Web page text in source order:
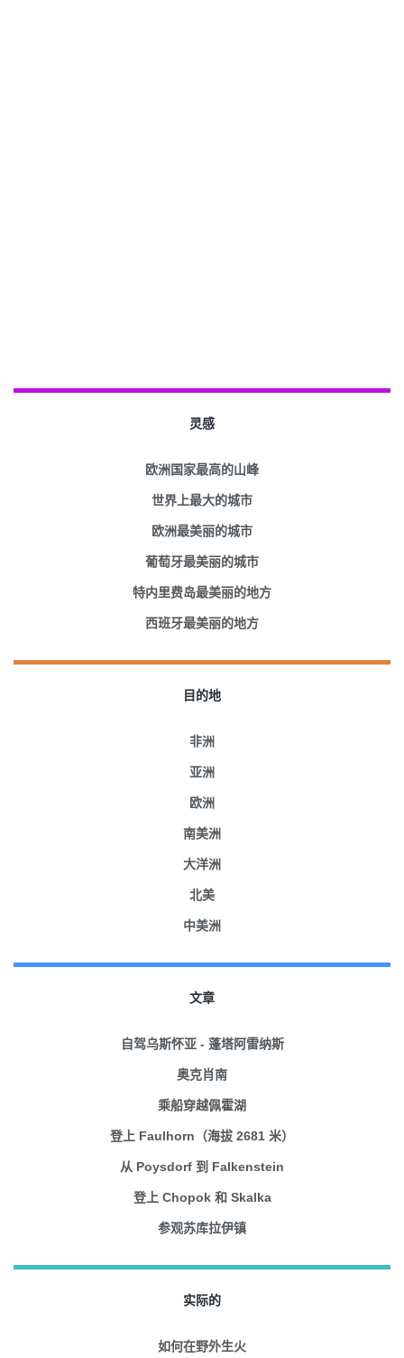
灵感
欧洲国家最高的山峰
世界上最大的城市
欧洲最美丽的城市
葡萄牙最美丽的城市
特内里费岛最美丽的地方
西班牙最美丽的地方
目的地
非洲
亚洲
欧洲
南美洲
大洋洲
北美
中美洲
文章
自驾乌斯怀亚 - 蓬塔阿雷纳斯
奥克肖南
乘船穿越佩霍湖
登上 Faulhorn（海拔 2681 米）
从 Poysdorf 到 Falkenstein
登上 Chopok 和 Skalka
参观苏库拉伊镇
实际的
如何在野外生火